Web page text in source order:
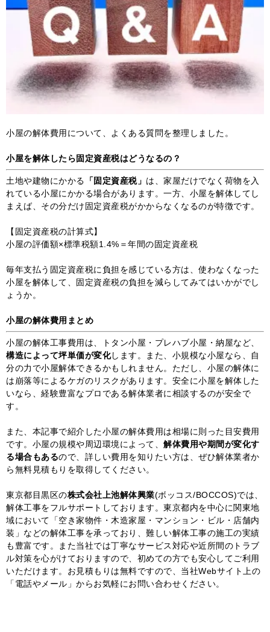
小屋の解体費用について、よくある質問を整理しました。
小屋を解体したら固定資産税はどうなるの？
土地や建物にかかる 「固定資産税」 は、家屋だけでなく荷物を入
れている小屋にかかる場合があります。一方、小屋を解体してし
まえば、その分だけ固定資産税がかからなくなるのが特徴です。
【固定資産税の計算式】
小屋の評価額×標準税額1.4%＝年間の固定資産税
毎年支払う固定資産税に負担を感じている方は、使わなくなった
小屋を解体して、固定資産税の負担を減らしてみてはいかがでし
ょうか。
小屋の解体費用まとめ
小屋の解体工事費用は、トタン小屋・プレハブ小屋・納屋など、
構造によって坪単価が変化します。また、小規模な小屋なら、自
分の力で小屋解体できるかもしれません。ただし、小屋の解体に
は崩落等によるケガのリスクがあります。安全に小屋を解体した
いなら、経験豊富なプロである解体業者に相談するのが安全で
す。
また、本記事で紹介した小屋の解体費用は相場に則った目安費用
です。小屋の規模や周辺環境によって、 解体費用や期間が変化す
る場合もあるので、詳しい費用を知りたい方は、ぜひ解体業者か
ら無料見積もりを取得してください。
東京都目黒区の株式会社上池解体興業(ボッコス/BOCCOS)では、
解体工事をフルサポートしております。東京都内を中心に関東地
域において「空き家物件・木造家屋・マンション・ビル・店舗内
装」などの解体工事を承っており、難しい解体工事の施工の実績
も豊富です。また当社では丁寧なサービス対応や近所間のトラブ
ル対策を心がけておりますので、初めての方でも安心してご利用
いただけます。お見積もりは無料ですので、当社Webサイト上の
「電話やメール」からお気軽にお問い合わせください。